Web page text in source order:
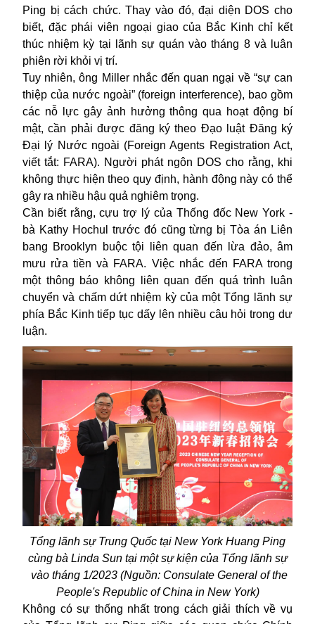
Ping bị cách chức. Thay vào đó, đại diện DOS cho
biết, đặc phái viên ngoại giao của Bắc Kinh chỉ kết
thúc nhiệm kỳ tại lãnh sự quán vào tháng 8 và luân
phiên rời khỏi vị trí.
Tuy nhiên, ông Miller nhắc đến quan ngại về “sự can
thiệp của nước ngoài” (foreign interference), bao gồm
các nỗ lực gây ảnh hưởng thông qua hoạt động bí
mật, cần phải được đăng ký theo Đạo luật Đăng ký
Đại lý Nước ngoài (Foreign Agents Registration Act,
viết tắt: FARA). Người phát ngôn DOS cho rằng, khi
không thực hiện theo quy định, hành động này có thể
gây ra nhiều hậu quả nghiêm trọng.
Cần biết rằng, cựu trợ lý của Thống đốc New York -
bà Kathy Hochul trước đó cũng từng bị Tòa án Liên
bang Brooklyn buộc tội liên quan đến lừa đảo, âm
mưu rửa tiền và FARA. Việc nhắc đến FARA trong
một thông báo không liên quan đến quá trình luân
chuyển và chấm dứt nhiệm kỳ của một Tổng lãnh sự
phía Bắc Kinh tiếp tục dấy lên nhiều câu hỏi trong dư
luận.
Tổng lãnh sự Trung Quốc tại New York Huang Ping
cùng bà Linda Sun tại một sự kiện của Tổng lãnh sự
vào tháng 1/2023 (Nguồn: Consulate General of the
People's Republic of China in New York)
Không có sự thống nhất trong cách giải thích về vụ